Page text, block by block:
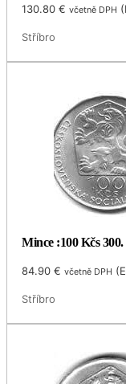
130.80€ včetně DPH (
Stříbro
Mince :100 Kčs
84.90€ včetně DPH (
Stříbro